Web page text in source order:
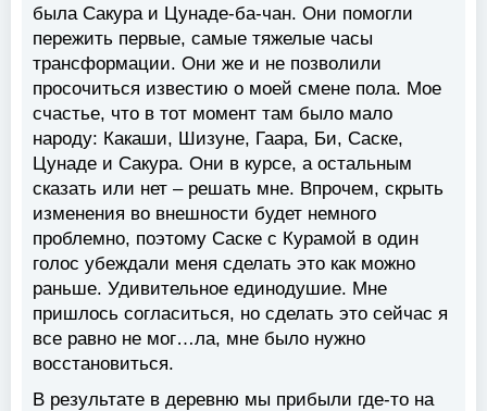
была Сакура и Цунаде-ба-чан. Они помогли
пережить первые, самые тяжелые часы
трансформации. Они же и не позволили
просочиться известию о моей смене пола. Мое
счастье, что в тот момент там было мало
народу: Какаши, Шизуне, Гаара, Би, Саске,
Цунаде и Сакура. Они в курсе, а остальным
сказать или нет – решать мне. Впрочем, скрыть
изменения во внешности будет немного
проблемно, поэтому Саске с Курамой в один
голос убеждали меня сделать это как можно
раньше. Удивительное единодушие. Мне
пришлось согласиться, но сделать это сейчас я
все равно не мог…ла, мне было нужно
восстановиться.
В результате в деревню мы прибыли где-то на